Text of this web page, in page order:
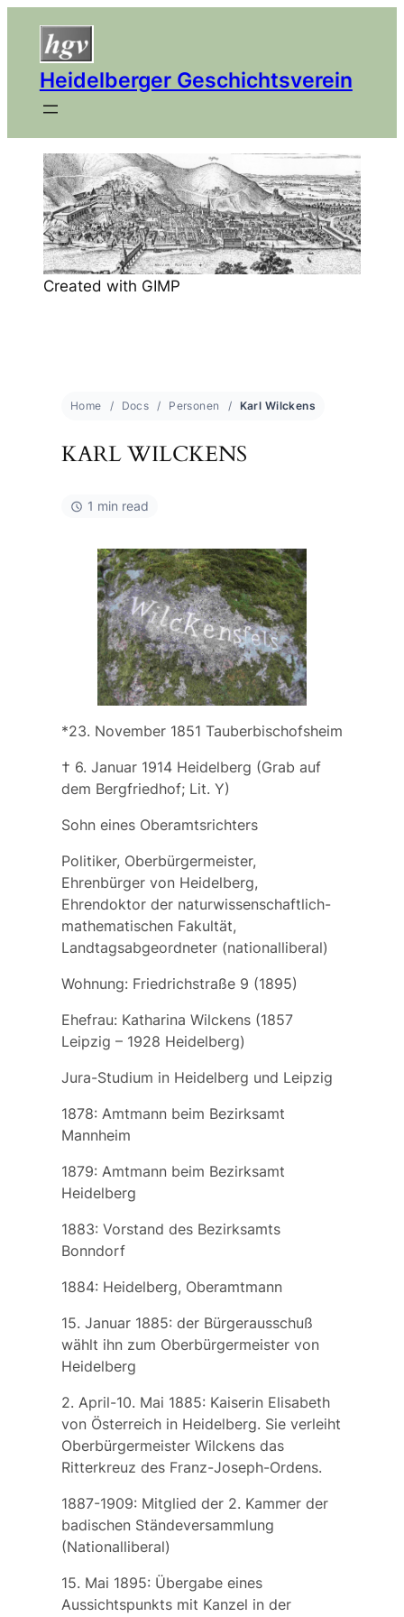
Heidelberger Geschichtsverein
Created with GIMP
Home Docs Personen Karl Wilckens
KARL WILCKENS
1 min read
*23. November 1851 Tauberbischofsheim
† 6. Januar 1914 Heidelberg (Grab auf
dem Bergfriedhof; Lit. Y)
Sohn eines Oberamtsrichters
Politiker, Oberbürgermeister,
Ehrenbürger von Heidelberg,
Ehrendoktor der naturwissenschaftlich-
mathematischen Fakultät,
Landtagsabgeordneter (nationalliberal)
Wohnung: Friedrichstraße 9 (1895)
Ehefrau: Katharina Wilckens(1857
Leipzig – 1928 Heidelberg)
Jura-Studium in Heidelberg und Leipzig
1878: Amtmann beim Bezirksamt
Mannheim
1879: Amtmann beim Bezirksamt
Heidelberg
1883: Vorstand des Bezirksamts
Bonndorf
1884: Heidelberg, Oberamtmann
15. Januar 1885: der Bürgerausschuß
wählt ihn zum Oberbürgermeister von
Heidelberg
2. April-10. Mai 1885: Kaiserin Elisabeth
von Österreichin Heidelberg. Sie verleiht
Oberbürgermeister Wilckens das
Ritterkreuz des Franz-Joseph-Ordens.
1887-1909: Mitglied der 2. Kammer der
badischen Ständeversammlung
(Nationalliberal)
15. Mai 1895: Übergabe eines
Aussichtspunkts mit Kanzel in der